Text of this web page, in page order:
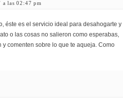
a las 02:47 pm
éste es el servicio ideal para desahogarte y
o las cosas no salieron como esperabas,
comenten sobre lo que te aqueja. Como